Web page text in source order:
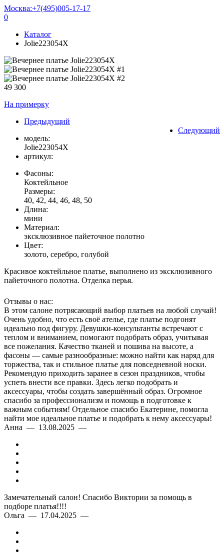
Москва:+7(495)005-17-17
0
Каталог
Jolie223054X
49 300
На примерку
Предыдущий
Следующий
модель:
Jolie223054X
артикул:
Фасоны:
Коктейльное
Размеры:
40, 42, 44, 46, 48, 50
Длина:
мини
Материал:
эксклюзивное пайеточное полотно
Цвет:
золото, серебро, голубой
Красивое коктейльное платье, выполнено из эксклюзивного
пайеточного полотна. Отделка перья.
Отзывы о нас:
В этом салоне потрясающий выбор платьев на любой случай!
Очень удобно, что есть своё ателье, где платье подгонят
идеально под фигуру. Девушки-консультанты встречают с
теплом и вниманием, помогают подобрать образ, учитывая
все пожелания. Качество тканей и пошива на высоте, а
фасоны — самые разнообразные: можно найти как наряд для
торжества, так и стильное платье для повседневной носки.
Рекомендую приходить заранее в сезон праздников, чтобы
успеть внести все правки. Здесь легко подобрать и
аксессуары, чтобы создать завершённый образ. Огромное
спасибо за профессионализм и помощь в подготовке к
важным событиям! Отдельное спасибо Екатерине, помогла
найти мое идеальное платье и подобрать к нему аксессуары!
Анна — 13.08.2025 —
Замечательный салон! Спасибо Виктории за помощь в
подборе платья!!!!
Ольга — 17.04.2025 —